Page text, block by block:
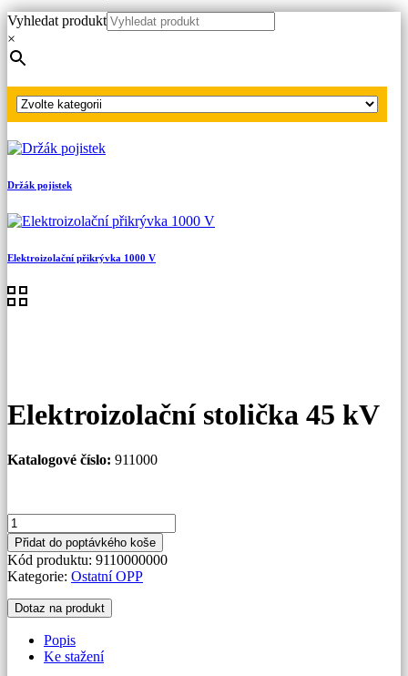
Hlavní strana
Vyhledat produkt
×
Držák pojistek
Elektroizolační přikrývka 1000 V
Elektroizolační stolička 45 kV
Katalogové číslo: 911000
Elektroizolační
stolička
45
kV
množství
Přidat do poptávkého koše
Kód produktu: 9110000000
Kategorie: Ostatní OPP
Dotaz na produkt
Popis
Ke stažení